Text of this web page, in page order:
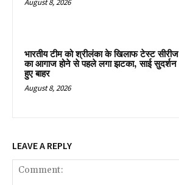
भारतीय टीम को श्रीलंका के खिलाफ टेस्ट सीरीज
का आगाज होने से पहले लगा झटका, साई सुदर्शन
हुए बाहर
August 8, 2026
LEAVE A REPLY